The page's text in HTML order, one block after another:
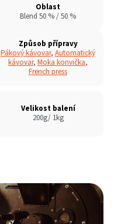
Oblast
Blend 50 % / 50 %
Způsob přípravy
Pákový kávovar, Automatický
kávovar, Moka konvička,
French press
Velikost balení
200g/ 1kg